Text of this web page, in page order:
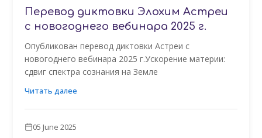
Перевод диктовки Элохим Астреи
с новогоднего вебинара 2025 г.
Опубликован перевод диктовки Астреи с
новогоднего вебинара 2025 г.Ускорение материи:
сдвиг спектра сознания на Земле
Читать далее
05 June 2025